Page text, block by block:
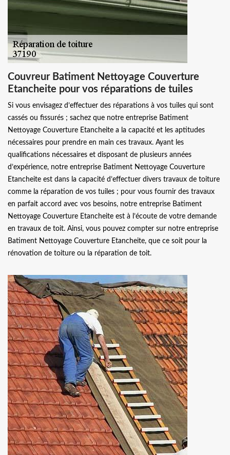
Couvreur Batiment Nettoyage Couverture
Etancheite pour vos réparations de tuiles
Si vous envisagez d’effectuer des réparations à vos tuiles qui sont
cassés ou fissurés ; sachez que notre entreprise Batiment
Nettoyage Couverture Etancheite a la capacité et les aptitudes
nécessaires pour prendre en main ces travaux. Ayant les
qualifications nécessaires et disposant de plusieurs années
d’expérience, notre entreprise Batiment Nettoyage Couverture
Etancheite est dans la capacité d’effectuer divers travaux de toiture
comme la réparation de vos tuiles ; pour vous fournir des travaux
en parfait accord avec vos besoins, notre entreprise Batiment
Nettoyage Couverture Etancheite est à l’écoute de votre demande
en travaux de toit. Ainsi, vous pouvez compter sur notre entreprise
Batiment Nettoyage Couverture Etancheite, que ce soit pour la
rénovation de toiture ou la réparation de toit.